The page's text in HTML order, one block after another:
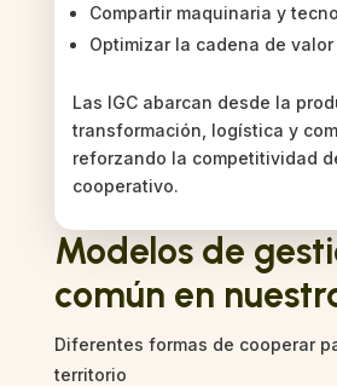
Compartir maquinaria y
Optimizar la cadena de valor
Las IGC abarcan desde la
transformación, logística y
reforzando la competitividad
cooperativo.
Modelos de
común en
Diferentes formas de cooperar
territorio